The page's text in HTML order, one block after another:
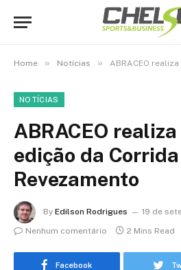
Home » Notícias » ABRACEO realiza
NOTÍCIAS
ABRACEO
edição da
Revezamento
By Edilson Rodrigues
19 de
Nenhum comentário
2 Mins Read
Facebook